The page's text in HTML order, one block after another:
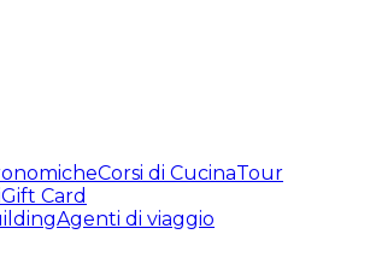
Corsi di CucinaTour
Gift Card
Agenti di viaggio